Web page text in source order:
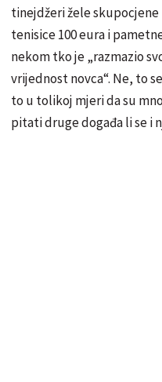
tinejdžeri žele
tenisice 100 eura i
nekom tko je „razmazio
vrijednost novca“. Ne, to
to u tolikoj mjeri da su
pitati druge događa li se i